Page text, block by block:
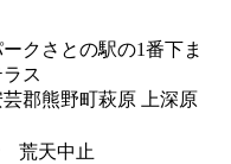
ークさとの駅の1番下ま
ス
芸郡熊野町萩原 上深原
荒天中止